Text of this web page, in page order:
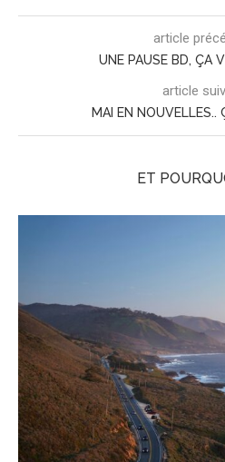
article
UNE PAUSE BD, ÇA
article
MAI EN NOUVELLES..
ET